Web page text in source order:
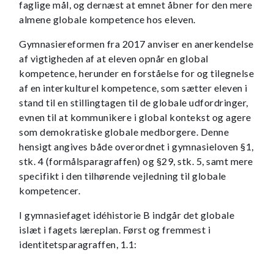
faglige mål, og dernæst at emnet åbner for den mere
almene globale kompetence hos eleven.
Gymnasiereformen fra 2017 anviser en anerkendelse
af vigtigheden af at eleven opnår en global
kompetence, herunder en forståelse for og tilegnelse
af en interkulturel kompetence, som sætter eleven i
stand til en stillingtagen til de globale udfordringer,
evnen til at kommunikere i global kontekst og agere
som demokratiske globale medborgere. Denne
hensigt angives både overordnet i gymnasieloven §1,
stk. 4 (formålsparagraffen) og §29, stk. 5, samt mere
specifikt i den tilhørende vejledning til globale
kompetencer.
I gymnasiefaget idéhistorie B indgår det globale
islæt i fagets læreplan. Først og fremmest i
identitetsparagraffen, 1.1: